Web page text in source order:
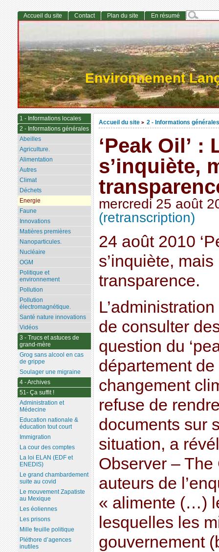
Environnement
Accueil du site > 2 - Informations générales
‘Peak Oil’ :
s’inquiète,
mercredi 25 août
(retranscription)
24 août 2010
s’inquiète,
transparence.
de consulter
question du
département de
changement
refuse de
documents sur
situation, a
Observer –
auteurs de
« alimente (…)
lesquelles les
gouvernement
Accueil du site Contact Plan du site En résumé
1 - Informations locales
2 - Informations générales
Abeilles
Agriculture.
Alimentation
Autres
Climat
Déchets
Energie
Faune
Innovations
Matières premières
Nanoparticules.
Nucléaire
OGM
Politique et
environnement
Pollution
Pollution
électromagnétique.
Santé nature innovations
Vidéos
3 - Trucs et astuces de
grand-mère
Grog sans alcool en cas
de grippe
Soulager une migraine
4 - Archives
51- Ça suffit !
Administration et
Médecine
Education nationale &
éducation tout court
Immigration
La cour des comptes
La loi ELAN (EDF et
ENEDIS)
Le grand chambardement
suite au covid
Le mouvement Zapatiste
au Mexique
Les éoliennes
Les prisons
Mille feuille politique
Pléthore d’agences
inutiles